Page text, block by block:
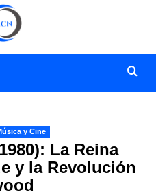
y Cine
La Reina
y la Revolución